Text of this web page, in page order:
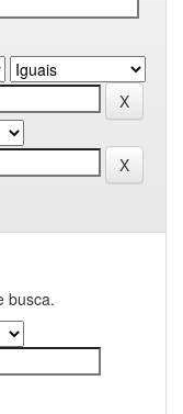
busca.